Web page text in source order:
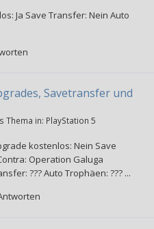
Ja Save Transfer: Nein Auto
Savetransfer und
Thema in: PlayStation 5
kostenlos: Nein Save
Operation Galuga
??? Auto Trophäen: ??? ...